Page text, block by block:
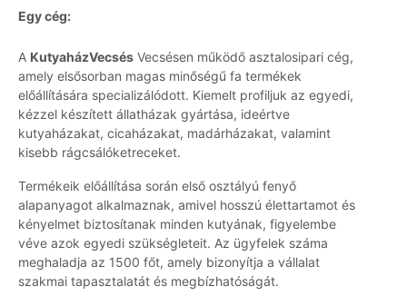
Egy cég:
A KutyaházVecsés Vecsésen működő asztalosipari cég,
amely elsősorban magas minőségű fa termékek
előállítására specializálódott. Kiemelt profiljuk az egyedi,
kézzel készített állatházak gyártása, ideértve
kutyaházakat, cicaházakat, madárházakat, valamint
kisebb rágcsálóketreceket.
Termékeik előállítása során első osztályú fenyő
alapanyagot alkalmaznak, amivel hosszú élettartamot és
kényelmet biztosítanak minden kutyának, figyelembe
véve azok egyedi szükségleteit. Az ügyfelek száma
meghaladja az 1500 főt, amely bizonyítja a vállalat
szakmai tapasztalatát és megbízhatóságát.